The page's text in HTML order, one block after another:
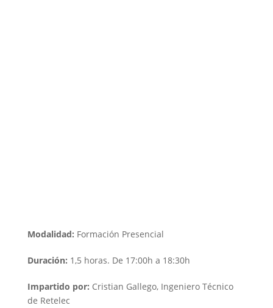
Modalidad: Formación Presencial
Duración: 1,5 horas. De 17:00h a 18:30h
Impartido por: Cristian Gallego, Ingeniero Técnico
de Retelec